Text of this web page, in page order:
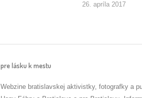
26. apríla 2017
pre lásku k mestu
Webzine bratislavskej aktivistky, fotografky a